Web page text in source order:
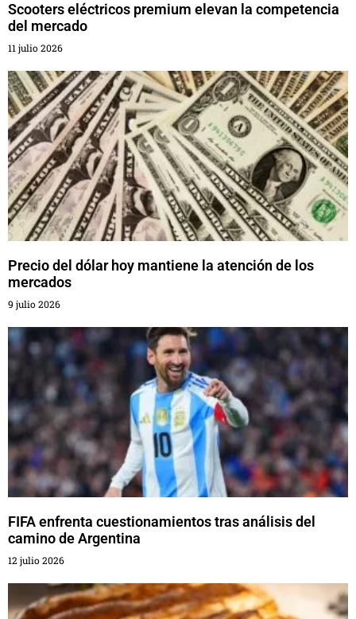
Scooters eléctricos premium elevan la competencia
del mercado
11 julio 2026
Precio del dólar hoy mantiene la atención de los
mercados
9 julio 2026
FIFA enfrenta cuestionamientos tras análisis del
camino de Argentina
12 julio 2026